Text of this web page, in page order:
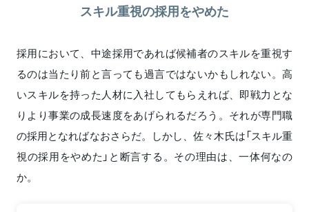
スキル重視の採用をやめた
採用において、中途採用であれば候補者のスキルを重視す
るのは当たり前と言っても過言ではないかもしれない。高
いスキルを持った人材に入社してもらえれば、即戦力とな
りより事業の成長速度をあげられるだろう。それが専門職
の採用となればなおさらだ。しかし、佐々木氏は「スキル重
視の採用をやめた」と断言する。その理由は、一体何なの
か。